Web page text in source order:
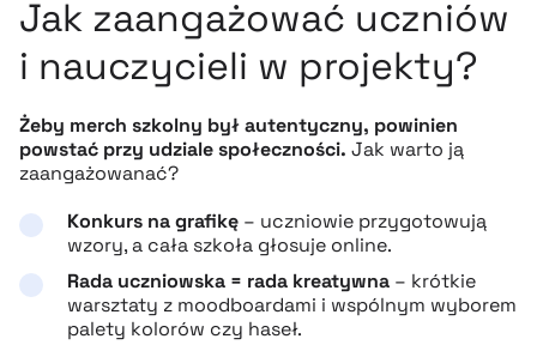
Jak zaangażować uczniów
i nauczycieli w projekty?
Żeby merch szkolny był autentyczny, powinien
powstać przy udziale społeczności. Jak warto ją
zaangażowanać?
Konkurs na grafikę – uczniowie przygotowują
wzory, a cała szkoła głosuje online.
Rada uczniowska = rada kreatywna – krótkie
warsztaty z moodboardami i wspólnym wyborem
palety kolorów czy haseł.